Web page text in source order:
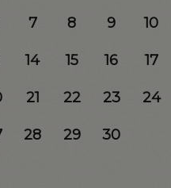
7 8 9 10
14 15 16 17
21 22 23 24
28 29 30